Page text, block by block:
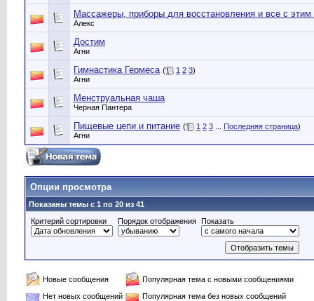
Массажеры, приборы для восстановления и все с этим
Алекс
Достим
Агни
Гимнастика Гермеса ( 1 2 3)
Агни
Менструальная чаша
Черная Пантера
Пищевые цепи и питание ( 1 2 3 Последняя страница)
Агни
Опции просмотра
Показаны темы с 1 по 20 из 41
Критерий сортировки
Порядок отображения Показать
Новые сообщения
Популярная тема с новыми сообщениями
Нет новых сообщений
Популярная тема без новых сообщений